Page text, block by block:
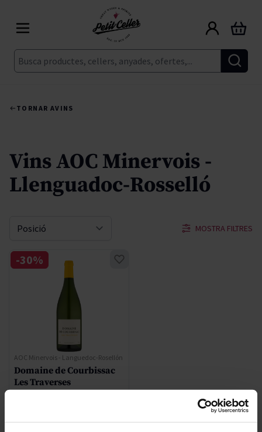
Cerca
Cart
TORNAR AVINS
Vins AOC Minervois -
Llenguadoc-Rosselló
MOSTRA FILTRES
Sort By
AOC Minervois - Languedoc-Rosellón
Domaine de Courbissac
Les Traverses
-30%